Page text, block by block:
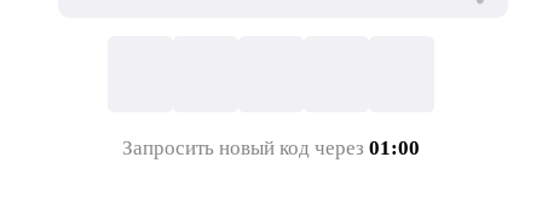
Запросить новый код через 01:00